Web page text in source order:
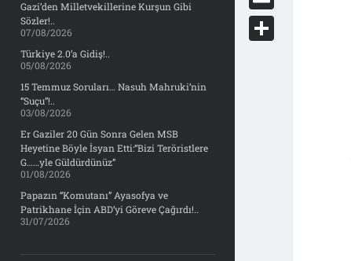
Gazi’den Milletvekillerine Kurşun Gibi
Sözler!..
07/08/2026
Türkiye 2.0’a Gidiş!..
05/08/2026
15 Temmuz Soruları… Nasuh Mahruki’nin
“Suçu”!..
03/08/2026
Er Gaziler 20 Gün Sonra Gelen MSB
Heyetine Böyle İsyan Etti:“Bizi Teröristlere
G……yle Güldürdünüz”
01/08/2026
Papazın “Komutanı” Ayasofya ve
Patrikhane İçin ABD’yi Göreve Çağırdı!..
31/07/2026
y
db
d
d
o
c
E